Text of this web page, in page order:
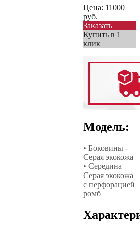
Цена: 11000
руб.
Заказать
Купить в 1
клик
Модель:
• Боковины -
Серая экокожа
• Середина –
Серая экокожа
с перфорацией
ромб